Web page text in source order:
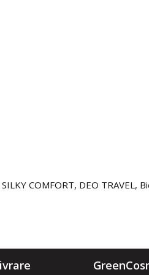
COMFORT, DEO TRAVEL,